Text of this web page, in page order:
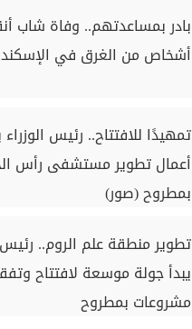
أشخاص من الغرق في
تمهيدًا للافتتاح.. رئيس
أعمال تطوير مستشفى رأس
بمطروح (صور)
تطوير منطقة علم الروم.. رئيس
يبدأ جولة موسعة لافتتاح
مشروعات بمطروح